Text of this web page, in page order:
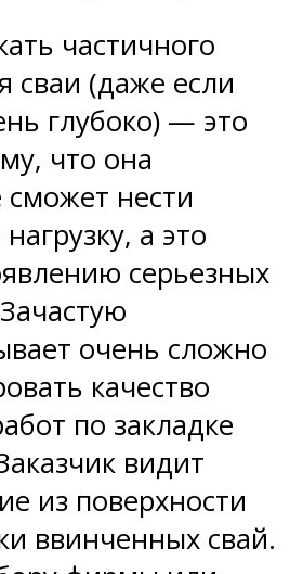
частичного
сваи (даже если
глубоко) — это
что она
сможет нести
а это
серьезных
очень сложно
качество
по закладке
видит
из поверхности
ввинченных свай.